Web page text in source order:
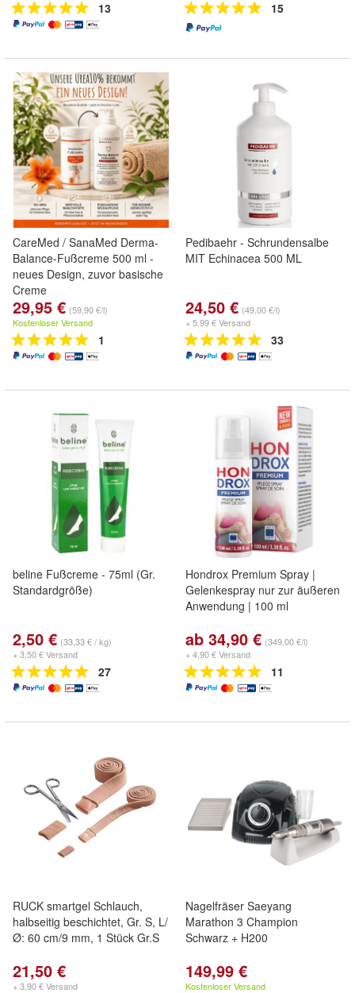
13 15
CareMed / SanaMed Derma-
Balance-Fußcreme 500 ml -
neues Design, zuvor basische
Creme
29,95 € (59,90 €/l)
Kostenloser Versand
1
Pedibaehr - Schrundensalbe
MIT Echinacea 500 ML
24,50 € (49,00 €/l)
+ 5,99 € Versand
33
beline Fußcreme - 75ml (Gr.
Standardgröße)
2,50 € (33,33 € / kg)
+ 3,50 € Versand
27
Hondrox Premium Spray |
Gelenkespray nur zur äußeren
Anwendung | 100 ml
ab 34,90 € (349,00 €/l)
+ 4,90 € Versand
11
RUCK smartgel Schlauch,
halbseitig beschichtet, Gr. S, L/
Ø: 60 cm/9 mm, 1 Stück Gr.S
21,50 €
+ 3,90 € Versand
Nagelfräser Saeyang
Marathon 3 Champion
Schwarz + H200
149,99 €
Kostenloser Versand